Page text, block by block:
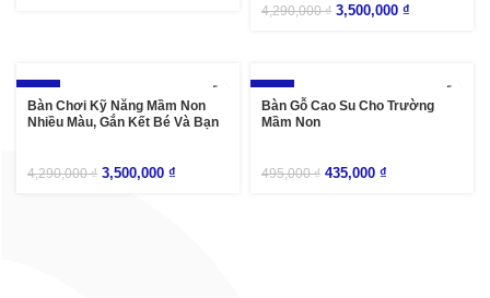
4,290,000₫ 3,500,000 ₫
-18%
Bàn Chơi Kỹ Năng Mầm Non
Nhiều Màu, Gắn Kết Bé Và Bạn
4,290,000₫ 3,500,000 ₫
-12%
Bàn Gỗ Cao Su Cho Trường
Mầm Non
495,000₫ 435,000 ₫